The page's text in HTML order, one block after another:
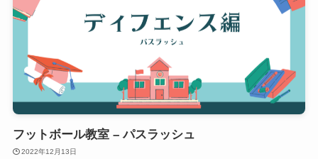
フットボール教室 – パスラッシュ
2022年12月13日